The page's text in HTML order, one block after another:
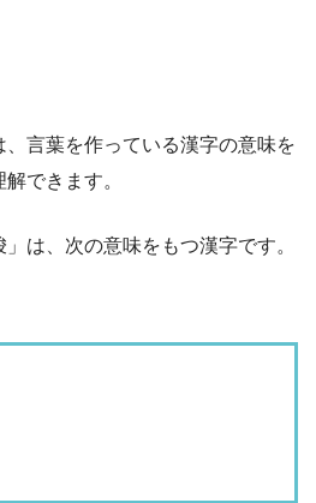
、言葉を作っている漢字の意味を
できます。
」は、次の意味をもつ漢字です。